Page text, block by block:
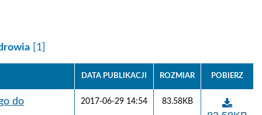
[1]
DATA PUBLIKACJI ROZMIAR POBIERZ
do
2017-06-29 14:54 83.58KB